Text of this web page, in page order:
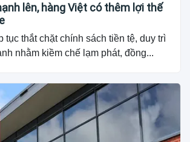
lên, hàng Việt có thêm lợi thế
tục thắt chặt chính sách tiền tệ, duy trì
nhằm kiềm chế lạm phát, đồng...